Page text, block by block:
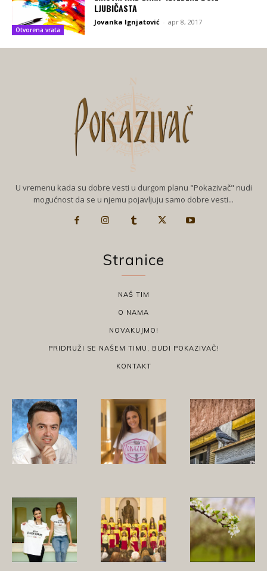
Otvorena vrata
LJUBIČASTA
Jovanka Ignjatović - apr 8, 2017
U vremenu kada su dobre vesti u durgom planu "Pokazivač" nudi
mogućnost da se u njemu pojavljuju samo dobre vesti...
Stranice
NAŠ TIM
O NAMA
NOVAKUJMO!
PRIDRUŽI SE NAŠEM TIMU, BUDI POKAZIVAČ!
KONTAKT